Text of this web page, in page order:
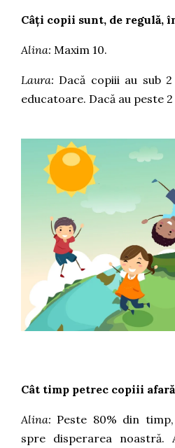
Câți copii sunt, de regulă,
Alina: Maxim 10.
Laura: Dacă copiii au sub
educatoare. Dacă au peste
Cât timp petrec copiii
Alina: Peste 80% din
spre disperarea noastră.